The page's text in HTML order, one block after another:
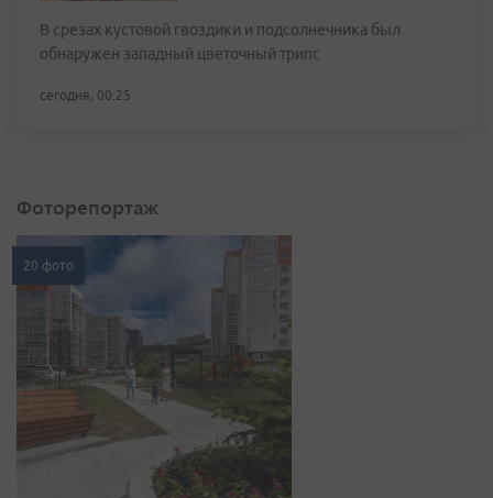
В срезах кустовой гвоздики и подсолнечника был
обнаружен западный цветочный трипс
сегодня, 00:25
Фоторепортаж
20 фото